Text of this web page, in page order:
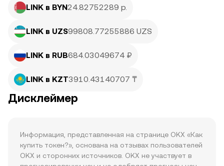
LINK в BYN24.82752289 р.
LINK в UZS99808.77255886 UZS
LINK в RUB684.03049674 ₽
LINK в KZT3910.43140707 ₸
Дисклеймер
Информация, представленная на странице OKX «Как
купить токен?», основана на отзывах пользователей
OKX и сторонних источников. OKX не участвует в